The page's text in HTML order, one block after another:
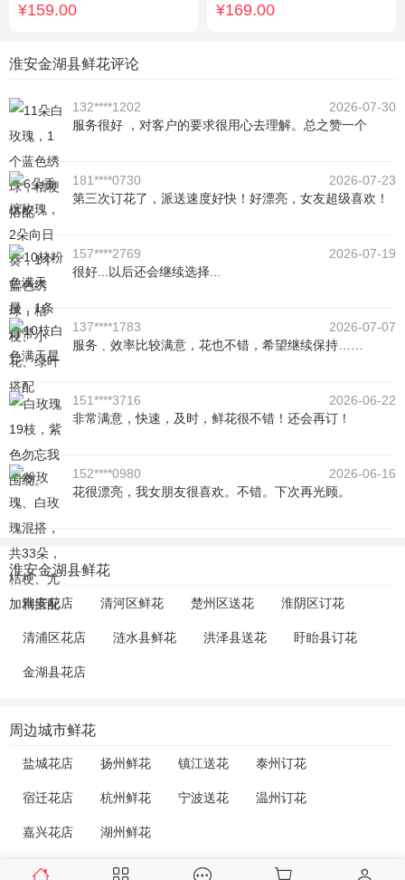
¥159.00 ¥169.00
淮安金湖县鲜花评论
132****1202
2026-07-30
服务很好 ，对客户的要求很用心去理解。总之赞一个
181****0730
2026-07-23
第三次订花了，派送速度好快！好漂亮，女友超级喜欢！
157****2769
2026-07-19
很好...以后还会继续选择...
137****1783
2026-07-07
服务﹑效率比较满意，花也不错，希望继续保持……
151****3716
2026-06-22
非常满意，快速，及时，鲜花很不错！还会再订！
152****0980
2026-06-16
花很漂亮，我女朋友很喜欢。不错。下次再光顾。
淮安金湖县鲜花
淮安花店 清河区鲜花 楚州区送花 淮阴区订花
清浦区花店 涟水县鲜花 洪泽县送花 盱眙县订花
金湖县花店
周边城市鲜花
盐城花店 扬州鲜花 镇江送花 泰州订花
宿迁花店 杭州鲜花 宁波送花 温州订花
嘉兴花店 湖州鲜花